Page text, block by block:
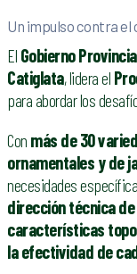
Un impulso contra
El Gobierno
Catiglata, lidera el
para abordar los
Con más de 30
ornamentales y de
necesidades
dirección técnica de
características
la efectividad de